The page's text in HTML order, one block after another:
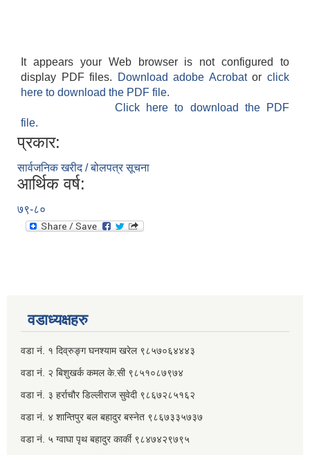
It appears your Web browser is not configured to
display PDF files.
Download adobe Acrobatorclick
here to download the PDF file.
Click here to download the PDF
file.
प्रकार:
सार्वजनिक खरीद / बोलपत्र सूचना
आर्थिक वर्ष:
७९-८०
वडाध्यक्षहरु
वडा नं. १ दिव्रुङ्ग घनश्याम खरेल ९८५७०६४४४३
वडा नं. २ ‌‍बिशुखर्क कमल के.सी ९८५१०८७९७४
वडा नं. ३ हर्राचौर डिल्लीराज सुवेदी ९८६७२८५१६२
वडा नं. ४ शान्तिपुर बल बहादुर बस्नेत​ ९८६७३३५७३७
वडा नं. ५ ग्वाघा पृथ बहादुर कार्की ९८४७४२९७९५